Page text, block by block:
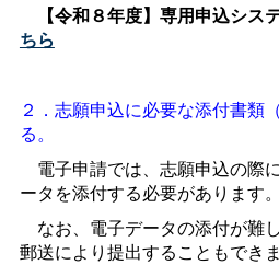
【令和８年度】専用申込シス
ちら
２．志願申込に必要な添付書類
る。
電子申請では、志願申込の際
ータを添付する必要があります。
なお、電子データの添付が難
郵送により提出することもできま